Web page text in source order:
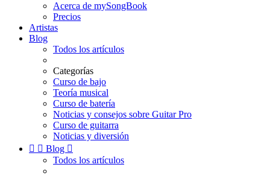
Acerca de mySongBook
Precios
Artistas
Blog
Todos los artículos
Categorías
Curso de bajo
Teoría musical
Curso de batería
Noticias y consejos sobre Guitar Pro
Curso de guitarra
Noticias y diversión
  Blog 
Todos los artículos